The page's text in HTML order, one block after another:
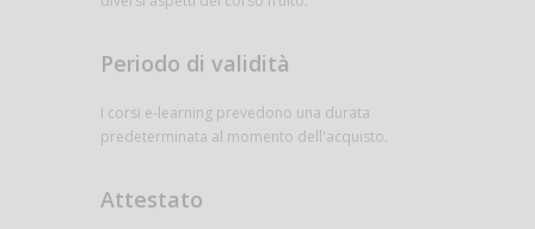
Periodo di validità
I corsi e-learning prevedono una durata
predeterminata al momento dell'acquisto.
Attestato